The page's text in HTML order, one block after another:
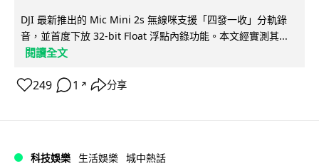
DJI 最新推出的 Mic Mini 2s 無線咪支援「四發一收」分軌錄
音，並首度下放 32-bit Float 浮點內錄功能。本文經實測其...
閱讀全文
249 1 ↗ 分享
科技娛樂 生活娛樂 城中熱話